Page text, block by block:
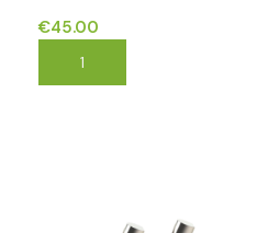
€45.00
AJOUTER AU PANIER